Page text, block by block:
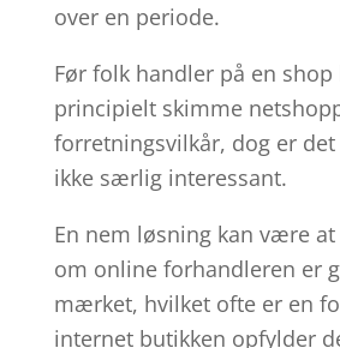
over en periode.
Før folk handler på en
principielt skimme
forretningsvilkår, dog er
ikke særlig interessant.
En nem løsning kan være
om online forhandleren er
mærket, hvilket ofte er en
internet butikken opfylder